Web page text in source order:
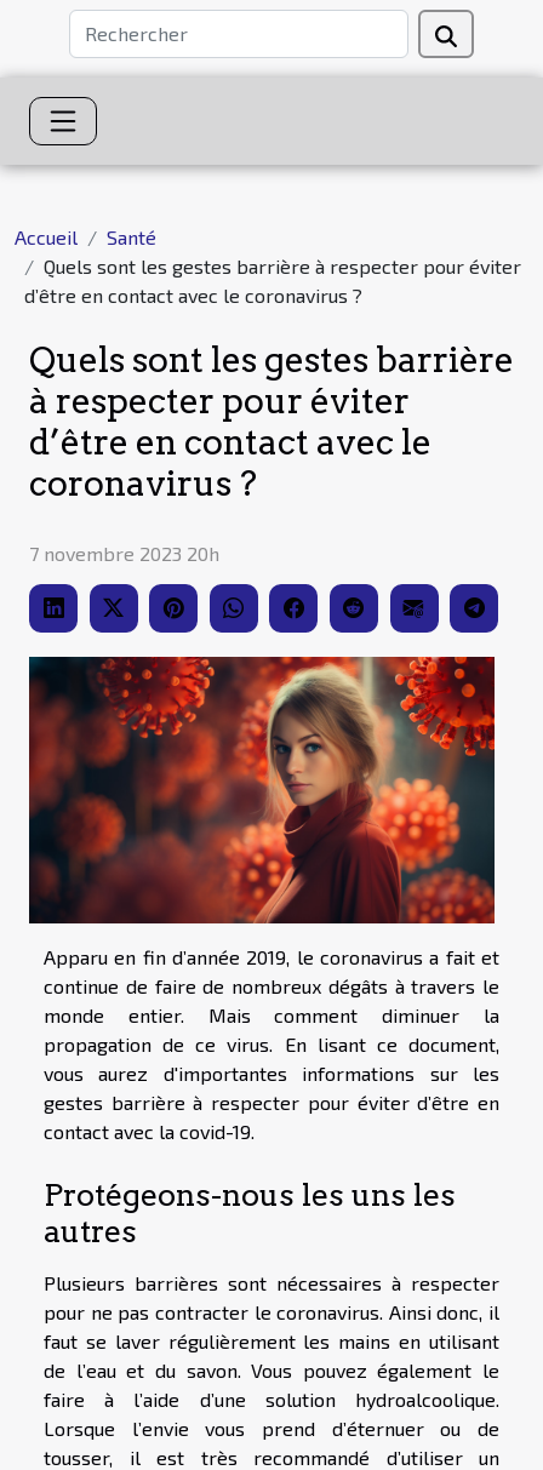
Accueil
Santé
Quels sont les gestes barrière à respecter pour éviter
d’être en contact avec le coronavirus ?
Quels sont les gestes barrière
à respecter pour éviter
d’être en contact avec le
coronavirus ?
7 novembre 2023 20h
Apparu en fin d’année 2019, le coronavirus a fait et
continue de faire de nombreux dégâts à travers le
monde entier. Mais comment diminuer la
propagation de ce virus. En lisant ce document,
vous aurez d'importantes informations sur les
gestes barrière à respecter pour éviter d’être en
contact avec la covid-19.
Protégeons-nous les uns les
autres
Plusieurs barrières sont nécessaires à respecter
pour ne pas contracter le coronavirus. Ainsi donc, il
faut se laver régulièrement les mains en utilisant
de l’eau et du savon. Vous pouvez également le
faire à l’aide d’une solution hydroalcoolique.
Lorsque l’envie vous prend d’éternuer ou de
tousser, il est très recommandé d’utiliser un